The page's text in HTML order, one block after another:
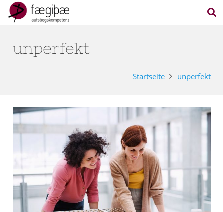
unperfekt
Startseite unperfekt